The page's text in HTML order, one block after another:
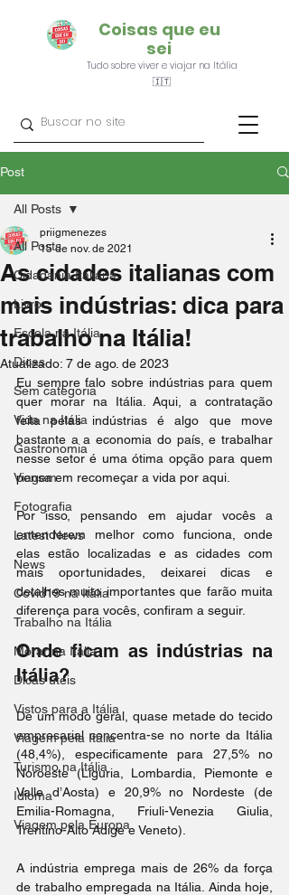
Coisas que eu
sei
Tudo sobre viver e viajar na Itália
🇮🇹
Post
All Posts
Cidadania Italiana
Livro
Escola na Itália
Dicas
Sem categoria
Vida na Itália
Gastronomia
Viagem
Fotografia
Latest News
News
Covid19 na Itália
Trabalho na Itália
Morar na Itália
Dicas úteis
Vistos para a Itália
Viagem pela Itália
Turismo na Itália
Idioma
Viagem pela Europa
All Posts
As cidades italianas com
mais indústrias: dica para
trabalho na Itália!
priigmenezes
15 de nov. de 2021
Atualizado: 7 de ago. de 2023
Eu sempre falo sobre indústrias para quem
quer morar na Itália. Aqui, a contratação
feita pelas indústrias é algo que move
bastante a a economia do país, e trabalhar
nesse setor é uma ótima opção para quem
pensa em recomeçar a vida por aqui.
Por isso, pensando em ajudar vocês a
entenderem melhor como funciona, onde
elas estão localizadas e as cidades com
mais oportunidades, deixarei dicas e
detalhes muito importantes que farão muita
diferença para vocês, confiram a seguir.
Onde ficam as indústrias na
Itália?
De um modo geral, quase metade do tecido
empresarial concentra-se no norte da Itália
(48,4%), especificamente para 27,5% no
Noroeste (Liguria, Lombardia, Piemonte e
Valle d’Aosta) e 20,9% no Nordeste (de
Emilia-Romagna, Friuli-Venezia Giulia,
Trentino-Alto Adige e Veneto).
A indústria emprega mais de 26% da força
de trabalho empregada na Itália. Ainda hoje,